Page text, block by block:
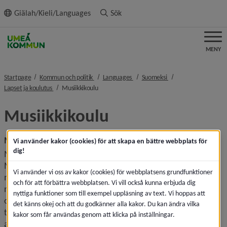
innehållet
Giälah/Kieli/Languages Sök
MENY
Startpage Kommun och politik nivå i brödsmulenavigeringen
Languages nivå i brödsmulenavigeringen
Suomeksi nivå i
Lapset ja koulutus nivå i brödsmulenavigeringen
Musiikkikoulunivå i brödsmulenavigeringen
Musiikkikoulu
Musikskola
Musiikkikoulu on tärkeä osa kunnan kulttuurielämää.
Musiikkikoulussa tarjotaan ammattitaitoista
musiikinopetusta, ja koulu innostaa monta
nuorta oppilasta. Musiikkikoulu haluaa kehittää kaikkien
oppilaidensa henkilökohtaisia taitoja juuri heille sopivalla
tavalla. Musiikkikoulun ammattitaitoiset musiikinopettajat
antavat soitto- ja laulutunteja alle lukioikäisille lapsille ja
Vi använder kakor (cookies) för att skapa en bättre webbplats för
dig!
Vi använder vi oss av kakor (cookies) för webbplatsens grundfunktioner
och för att förbättra webbplatsen. Vi vill också kunna erbjuda dig
nyttiga funktioner som till exempel uppläsning av text. Vi hoppas att
det känns okej och att du godkänner alla kakor. Du kan ändra vilka
kakor som får användas genom att klicka på inställningar.